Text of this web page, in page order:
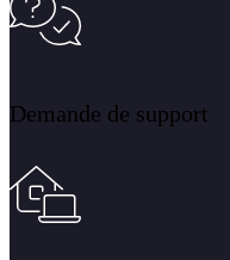
Demande de support